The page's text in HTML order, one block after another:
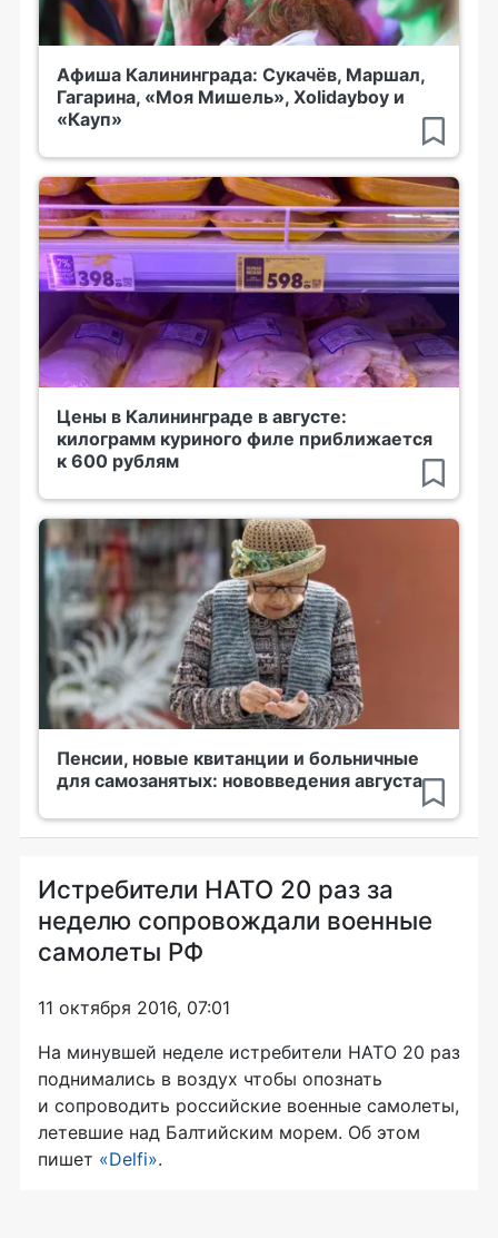
Афиша Калининграда: Сукачёв, Маршал,
Гагарина, «Моя Мишель», Xolidayboy и
«Кауп»
Цены в Калининграде в августе:
килограмм куриного филе приближается
к 600 рублям
Пенсии, новые квитанции и больничные
для самозанятых: нововведения августа
Истребители НАТО 20 раз за
неделю сопровождали военные
самолеты РФ
11 октября 2016, 07:01
На минувшей неделе истребители НАТО 20 раз
поднимались в воздух чтобы опознать
и сопроводить российские военные самолеты,
летевшие над Балтийским морем. Об этом
пишет «Delfi».